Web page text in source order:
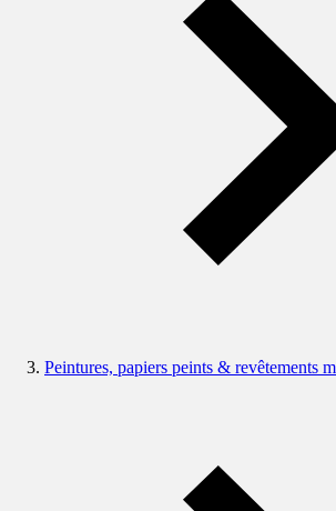
Peintures, papiers peints & revêtements